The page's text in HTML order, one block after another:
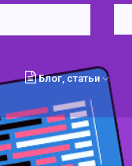
Блог, статьи